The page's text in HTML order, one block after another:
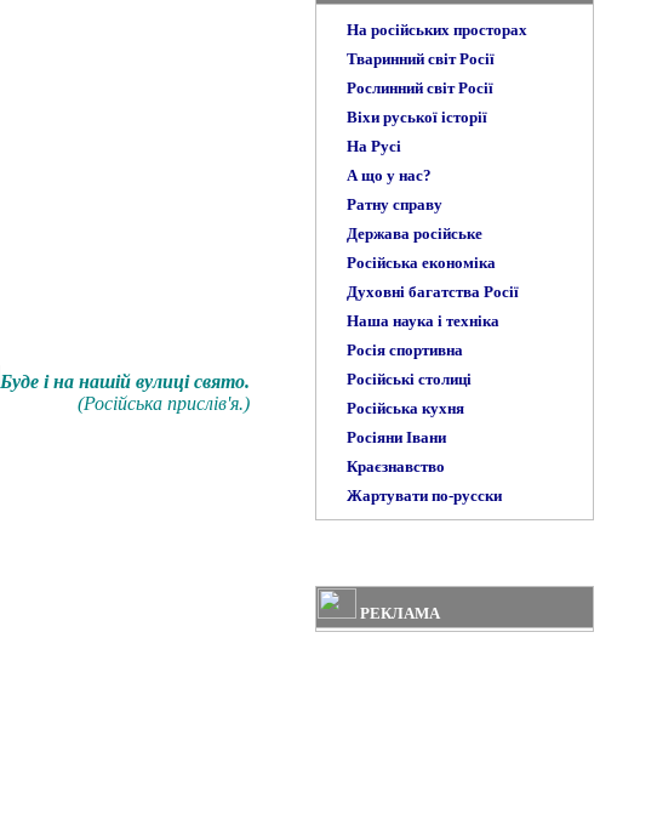
Буде і на нашій вулиці свято.
(Російська прислів'я.)
На російських просторах
Тваринний світ Росії
Рослинний світ Росії
Віхи руської історії
На Русі
А що у нас?
Ратну справу
Держава російське
Російська економіка
Духовні багатства Росії
Наша наука і техніка
Росія спортивна
Російські столиці
Російська кухня
Росіяни Івани
Краєзнавство
Жартувати по-русски
РЕКЛАМА